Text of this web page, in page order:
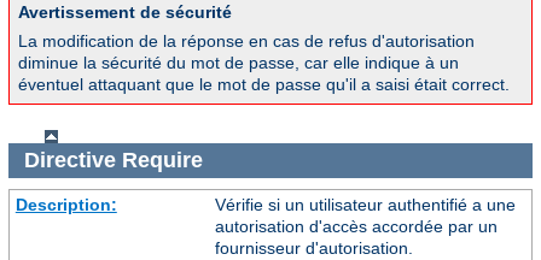
Avertissement de sécurité
La modification de la réponse en cas de refus d'autorisation
diminue la sécurité du mot de passe, car elle indique à un
éventuel attaquant que le mot de passe qu'il a saisi était correct.
Directive Require
Description:
Vérifie si un utilisateur authentifié a une
autorisation d'accès accordée par un
fournisseur d'autorisation.